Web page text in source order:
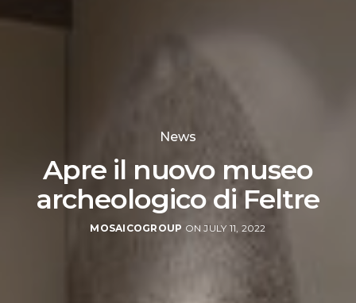
News
Apre il nuovo museo
archeologico di Feltre
MOSAICOGROUP ON JULY 11, 2022